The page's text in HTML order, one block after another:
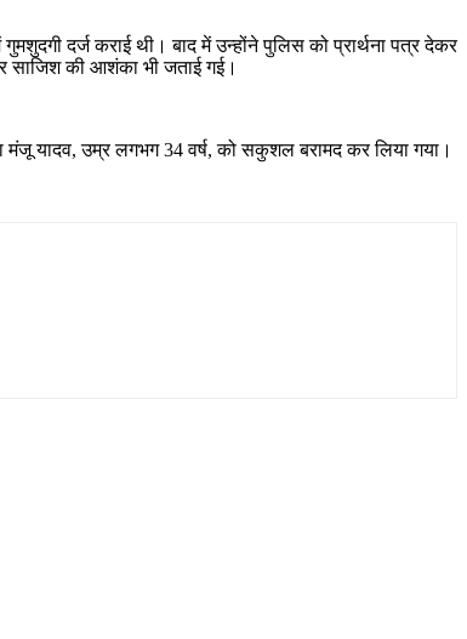
दर्ज कराई थी। बाद में उन्होंने पुलिस को प्रार्थना पत्र देकर
साजिश की आशंका भी जताई गई।
मंजू यादव, उम्र लगभग 34 वर्ष, को सकुशल बरामद कर लिया गया।